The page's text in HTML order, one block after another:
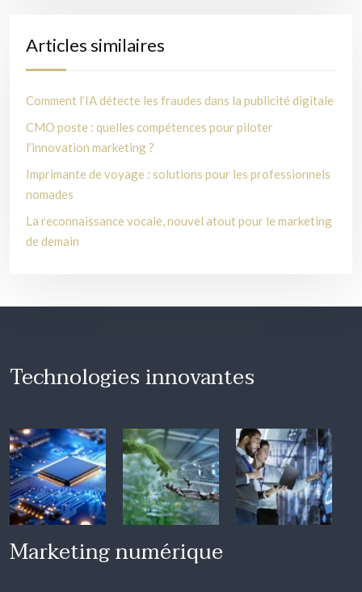
Articles similaires
Comment l’IA détecte les fraudes dans la publicité digitale
CMO poste : quelles compétences pour piloter
l’innovation marketing ?
Imprimante de voyage : solutions pour les professionnels
nomades
La reconnaissance vocale, nouvel atout pour le marketing
de demain
Technologies innovantes
Marketing numérique